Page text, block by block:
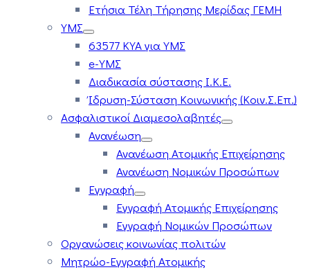
Ετήσια Τέλη Τήρησης Μερίδας ΓΕΜΗ
ΥΜΣ
63577 ΚΥΑ για ΥΜΣ
e-ΥΜΣ
Διαδικασία σύστασης Ι.Κ.Ε.
Ίδρυση-Σύσταση Κοινωνικής (Κοιν.Σ.Επ.)
Ασφαλιστικοί Διαμεσολαβητές
Ανανέωση
Ανανέωση Ατομικής Επιχείρησης
Ανανέωση Νομικών Προσώπων
Εγγραφή
Εγγραφή Ατομικής Επιχείρησης
Εγγραφή Νομικών Προσώπων
Οργανώσεις κοινωνίας πολιτών
Μητρώο-Εγγραφή Ατομικής